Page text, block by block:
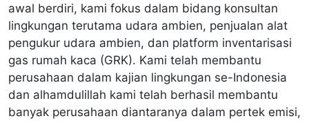
awal berdiri, kami fokus dalam bidang konsultan
lingkungan terutama udara ambien, penjualan alat
pengukur udara ambien, dan platform inventarisasi
gas rumah kaca (GRK). Kami telah membantu
perusahaan dalam kajian lingkungan se-Indonesia
dan alhamdulillah kami telah berhasil membantu
banyak perusahaan diantaranya dalam pertek emisi,